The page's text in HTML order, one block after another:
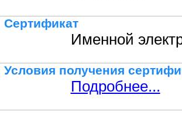
Сертификат
Именной
Условия получения
Подробнее...